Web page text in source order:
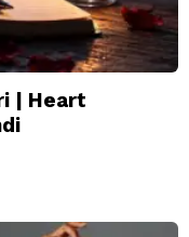
| Heart